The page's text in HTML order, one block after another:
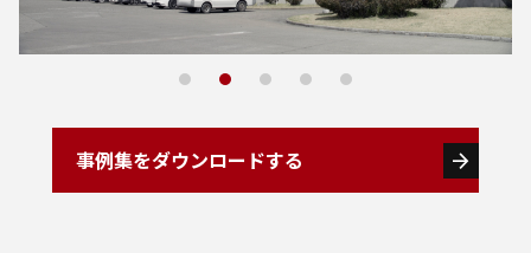
事例集をダウンロードする arrow_forward